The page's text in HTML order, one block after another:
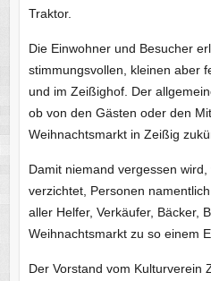
Traktor.
Die Einwohner und Besucher
stimmungsvollen, kleinen aber
und im Zeißighof. Der
ob von den Gästen oder den
Weihnachtsmarkt in Zeißig
Damit niemand vergessen
verzichtet, Personen
aller Helfer, Verkäufer, Bäcker,
Weihnachtsmarkt zu so einem
Der Vorstand vom Kulturverein